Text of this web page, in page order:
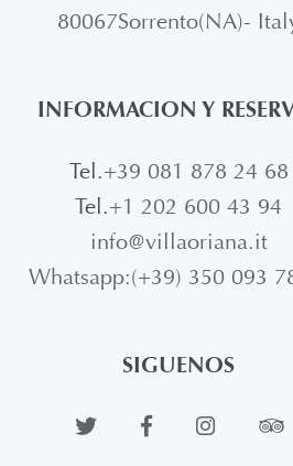
80067Sorrento(NA)-
INFORMACION Y
Tel.+39 081 878 24 68
Tel.+1 202 600 43 94
info@villaoriana.it
Whatsapp:(+39) 350 093
SIGUENOS